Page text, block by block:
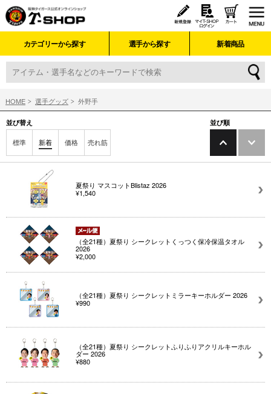
カテゴリーから探す 選手から探す 新着商品
HOME 選手グッズ 外野手
並び替え
標準 新着 価格 売れ筋
並び順
夏祭り マスコットBlistaz 2026
¥1,540
（全21種）夏祭り シークレットくっつく保冷保温タオル
2026
¥2,000
（全21種）夏祭り シークレットミラーキーホルダー 2026
¥990
（全21種）夏祭り シークレットふりふりアクリルキーホル
ダー 2026
¥880